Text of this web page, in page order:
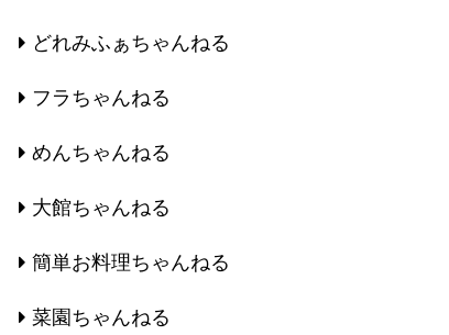
どれみふぁちゃんねる
フラちゃんねる
めんちゃんねる
大館ちゃんねる
簡単お料理ちゃんねる
菜園ちゃんねる